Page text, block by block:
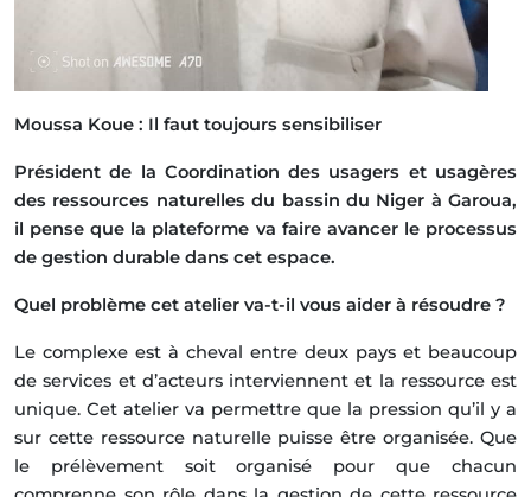
Moussa Koue : Il faut toujours sensibiliser
Président de la Coordination des usagers et usagères
des ressources naturelles du bassin du Niger à Garoua,
il pense que la plateforme va faire avancer le processus
de gestion durable dans cet espace.
Quel problème cet atelier va-t-il vous aider à résoudre ?
Le complexe est à cheval entre deux pays et beaucoup
de services et d’acteurs interviennent et la ressource est
unique. Cet atelier va permettre que la pression qu’il y a
sur cette ressource naturelle puisse être organisée. Que
le prélèvement soit organisé pour que chacun